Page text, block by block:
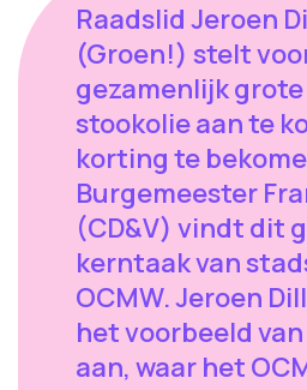
Raadslid Jeroen
(Groen!) stelt
gezamenlijk
stookolie aan te
korting te
Burgemeester
(CD&V) vindt dit
kerntaak van
OCMW. Jeroen
het voorbeeld
aan, waar het